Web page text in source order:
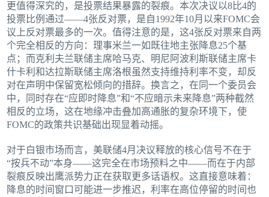
更值得深究的，是投票结果暴露的裂痕。本次决议以8比4的
投票比例通过——4张反对票，是自1992年10月以来FOMC会
议上反对票最多的一次。值得注意的是，这4张反对票来自两
个完全相反的方向：理事米兰一如既往地主张降息25个基
点；而克利夫兰联储主席哈马克、明尼阿波利斯联储主席卡
什卡利和达拉斯联储主席洛根虽然支持维持利率不变，却反
对在声明中保留宽松倾向的措辞。换言之，在同一个委员会
中，同时存在“应即时降息”和“不应暗示未来降息”两种截然
相反的立场，这在地缘冲击叠加高通胀的复杂环境下，使
FOMC的政策共识基础出现显着动摇。
对于白银市场而言，美联储4月决议释放的核心信号不在于
“按兵不动”本身——这完全在市场预料之中——而在于内部
裂痕反映出鹰派势力正在获取更多话语权。这直接意味着：
降息的时间窗口可能进一步推迟，利率在高位停留的时间也